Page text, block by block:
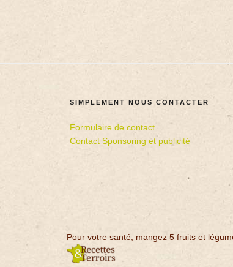
SIMPLEMENT NOUS CONTACTER
Formulaire de contact
Contact Sponsoring et publicité
Pour votre santé, mangez 5 fruits et